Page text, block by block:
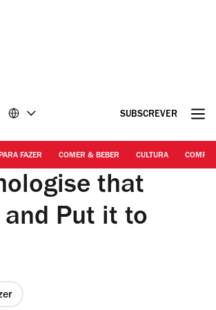
SUBSCREVER
FAZER COMER & BEBER CULTURA
that
and Put it to